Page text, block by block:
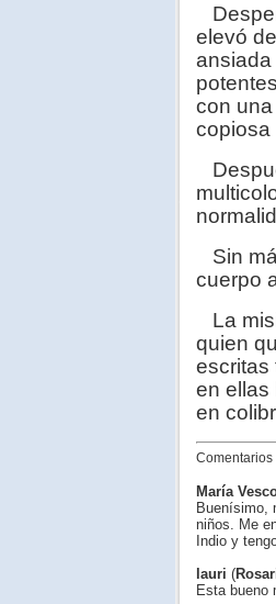
elevó
ansiada
con
copiosa
Sin
cuerpo
La
quien
escritas
en ellas
en
Comentarios
María
Buenísimo,
niños. Me
Indio y
lauri (
Esta bueno